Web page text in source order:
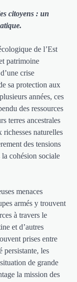
citoyens : un
de l’Est
patrimoine
crise
sa protection aux
années, ces
des ressources
terres ancestrales
richesses naturelles
des tensions
cohésion sociale
menaces
armés y trouvent
à travers le
et d’autres
prises entre
persistante, les
de grande
la mission des